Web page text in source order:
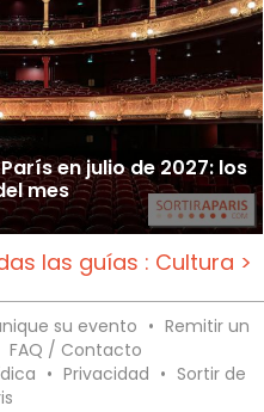
en julio de 2027: los
mes
las guías : Cultura >
su evento • Remitir un
FAQ / Contacto
• Privacidad • Sortir de